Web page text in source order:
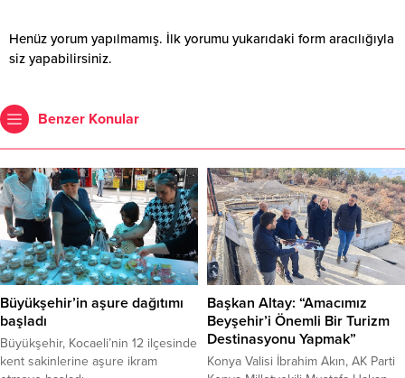
Henüz yorum yapılmamış. İlk yorumu yukarıdaki form aracılığıyla
siz yapabilirsiniz.
Benzer Konular
Büyükşehir’in aşure dağıtımı
başladı
Büyükşehir, Kocaeli’nin 12 ilçesinde
kent sakinlerine aşure ikram
Başkan Altay: “Amacımız
Beyşehir’i Önemli Bir Turizm
Destinasyonu Yapmak”
Konya Valisi İbrahim Akın, AK Parti